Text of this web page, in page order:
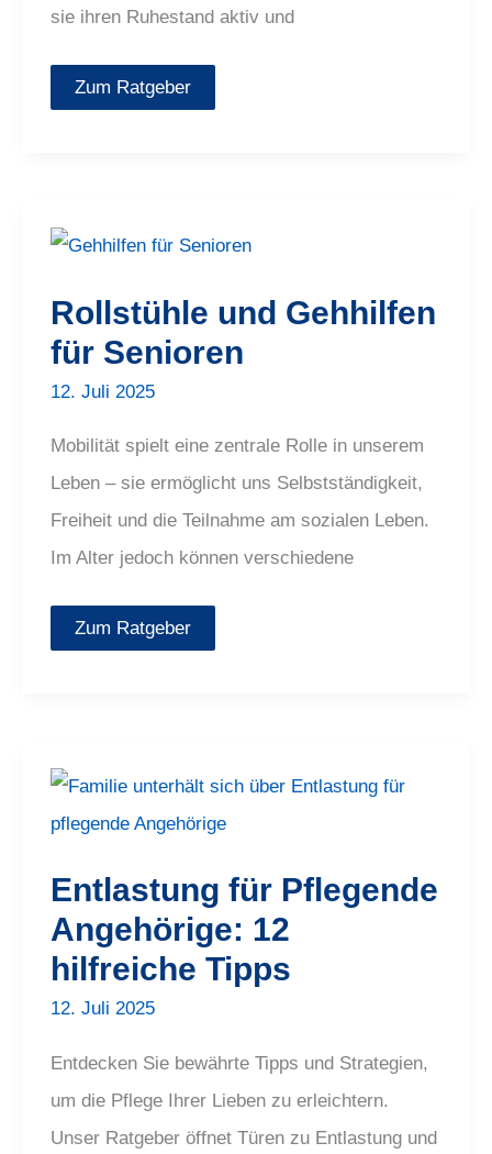
sie ihren Ruhestand aktiv und
Zum Ratgeber
Rollstühle und Gehhilfen
für Senioren
12. Juli 2025
Mobilität spielt eine zentrale Rolle in unserem
Leben – sie ermöglicht uns Selbstständigkeit,
Freiheit und die Teilnahme am sozialen Leben.
Im Alter jedoch können verschiedene
Rollstühle
und
Senioren
Zum Ratgeber
Entlastung für Pflegende
Angehörige: 12
hilfreiche Tipps
12. Juli 2025
Entdecken Sie bewährte Tipps und Strategien,
um die Pflege Ihrer Lieben zu erleichtern.
Unser Ratgeber öffnet Türen zu Entlastung und
Entlastung
für
Pflegende
Angehörige:
Tipps